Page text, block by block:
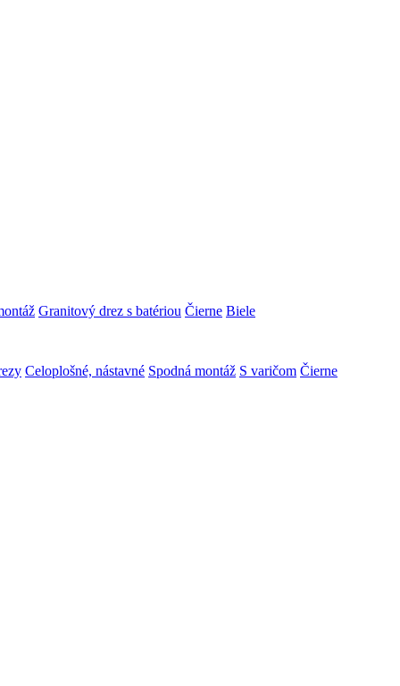
Granitový drez s batériou Čierne Biele
Celoplošné, nástavné Spodná montáž S varičom Čierne